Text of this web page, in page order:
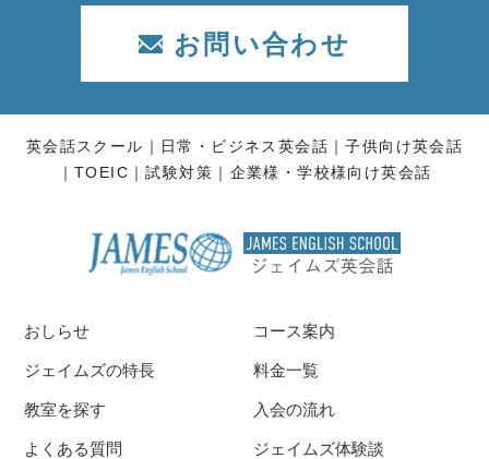
お問い合わせ
英会話スクール 日常・ビジネス英会話
子供向け英会話
TOEIC
試験対策 企業様・学校様向け英会話
おしらせ
ジェイムズの特長
教室を探す
コース案内
料金一覧
入会の流れ
よくある質問 ジェイムズ体験談